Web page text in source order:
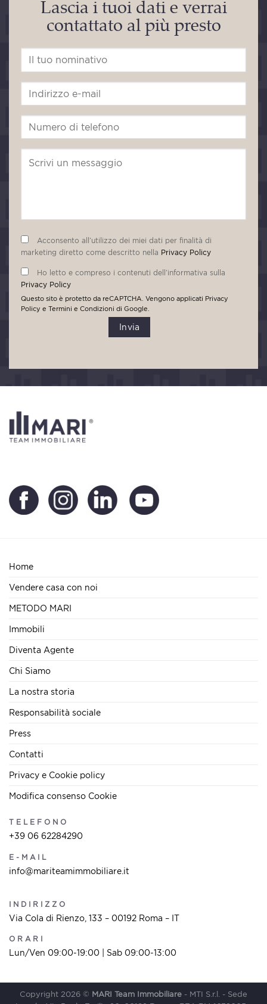
Lascia i tuoi dati e verrai
contattato al più presto
Acconsento all’utilizzo dei miei dati per finalità di
marketing diretto come descritto nella Privacy Policy
Ho letto e compreso i contenuti dell’informativa sulla
Privacy Policy
Questo sito è protetto da reCAPTCHA. Vengono applicati Privacy
Policy e Termini e Condizioni di Google.
Invia
Home
Vendere casa con noi
METODO MARI
Immobili
Diventa Agente
Chi Siamo
La nostra storia
Responsabilità sociale
Press
Contatti
Privacy e Cookie policy
Modifica consenso Cookie
TELEFONO
+39 06 62284290
E-MAIL
info@mariteamimmobiliare.it
INDIRIZZO
Via Cola di Rienzo, 133 – 00192 Roma – IT
ORARI
Lun/Ven 09:00-19:00 | Sab 09:00-13:00
Copyright 2026 © MARI Team Immobiliare - MTI S.r.l. - Sede